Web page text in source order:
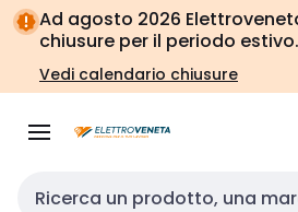
Vai alla
navigazione
Vai
alla
pagina
Ad agosto 2026
chiusure per il periodo estivo.
Vedi calendario chiusure